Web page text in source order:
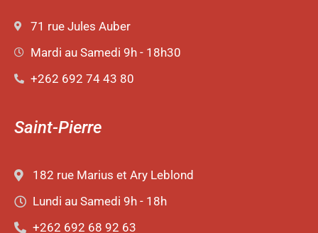
71 rue Jules Auber
Mardi au Samedi 9h - 18h30
+262 692 74 43 80
Saint-Pierre
182 rue Marius et Ary Leblond
Lundi au Samedi 9h - 18h
+262 692 68 92 63